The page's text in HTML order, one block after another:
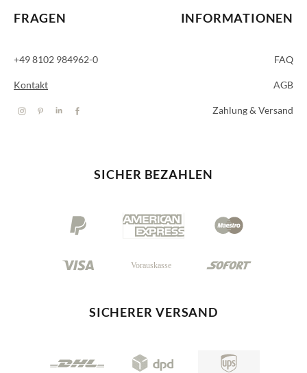
FRAGEN
+49 8102 984962-0
Kontakt
INFORMATIONEN
FAQ
AGB
Zahlung & Versand
SICHER BEZAHLEN
SICHERER VERSAND